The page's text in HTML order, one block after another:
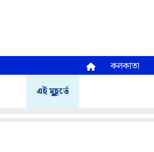
কলকাতা
এই মুহূর্তে